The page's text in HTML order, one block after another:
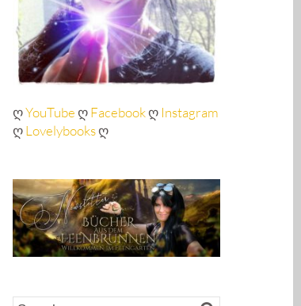
ღYouTubeღFacebookღ Instagram
ღLovelybooksღ